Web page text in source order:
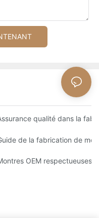
de montres OEM
qualité dans la
OEM modernes : avis
de la fabrication de
de gamme pour une forte
OEM respectueuses